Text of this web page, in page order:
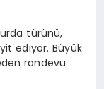
türünü,
ediyor. Büyük
randevu